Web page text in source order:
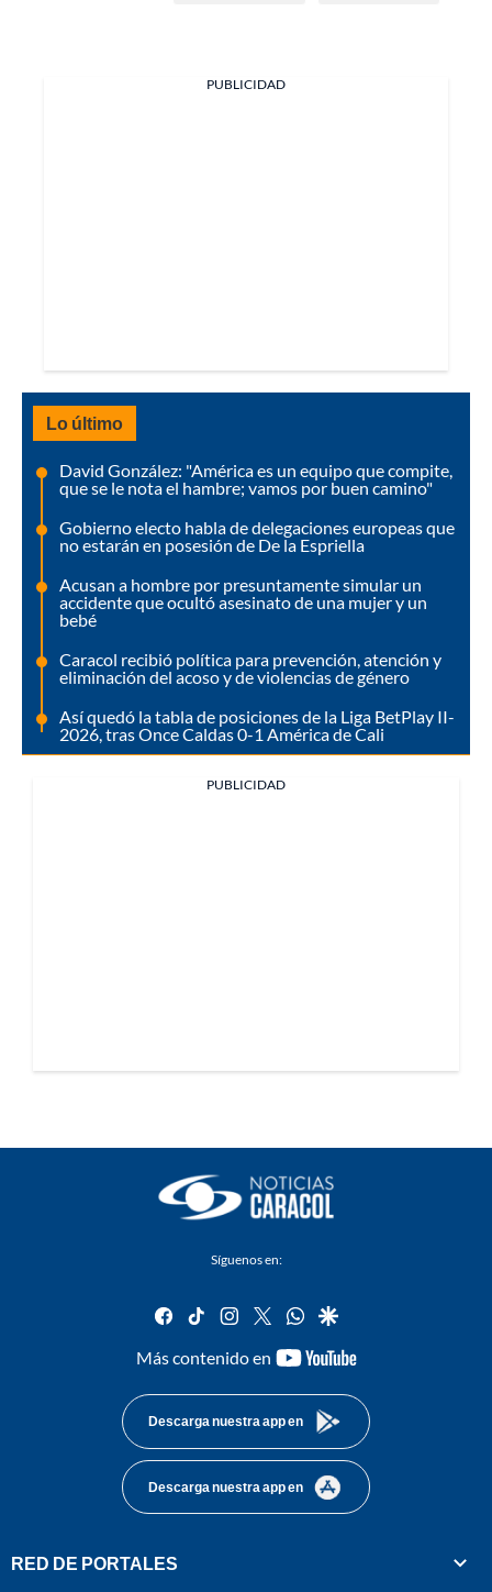
PUBLICIDAD
Lo último
David González: "América es un equipo que compite,
que se le nota el hambre; vamos por buen camino"
Gobierno electo habla de delegaciones europeas que
no estarán en posesión de De la Espriella
Acusan a hombre por presuntamente simular un
accidente que ocultó asesinato de una mujer y un
bebé
Caracol recibió política para prevención, atención y
eliminación del acoso y de violencias de género
Así quedó la tabla de posiciones de la Liga BetPlay II-
2026, tras Once Caldas 0-1 América de Cali
PUBLICIDAD
Síguenos en:
facebook
tiktok instagram
twitterwhatsapp
google
Más contenido en
youtube-
Descarga nuestra app en
Descarga nuestra app en
RED DE PORTALES